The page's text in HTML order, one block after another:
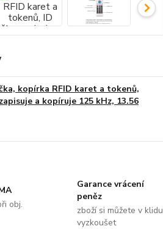
kopírka RFID karet a tokenů,
a kopíruje 125 kHz, 13.56
obj.
Garance vrácení
peněz
zboží si můžete v klidu
vyzkoušet